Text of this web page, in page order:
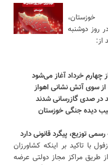
روز دوشنبه
از:
چهارم خرداد آغاز می‌شود
سوی آتش نشانی اهواز
دیده جنگی خوزستان
توزیع، پیگرد قانونی دارد
با تاکید بر اینکه کشاورزان
طریق مراکز مجاز دولتی عرضه